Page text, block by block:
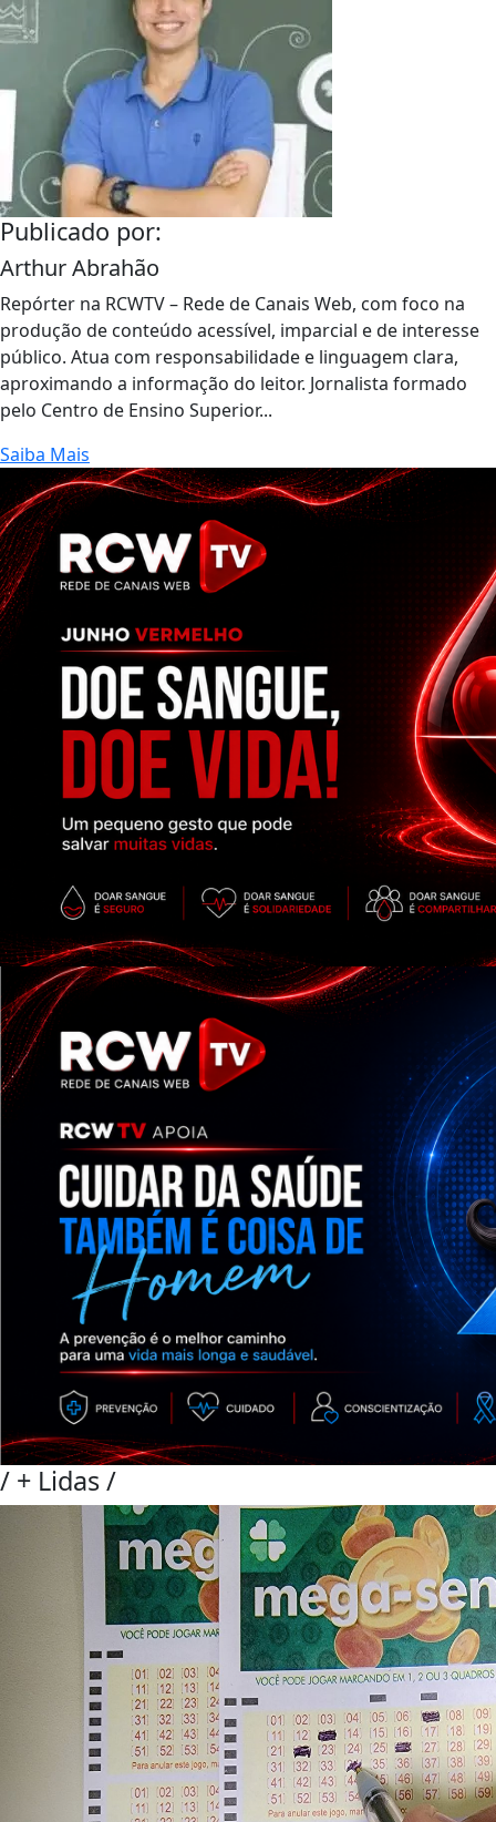
Publicado por:
Arthur Abrahão
Repórter na RCWTV – Rede de Canais Web, com foco na
produção de conteúdo acessível, imparcial e de interesse
público. Atua com responsabilidade e linguagem clara,
aproximando a informação do leitor. Jornalista formado
pelo Centro de Ensino Superior...
Saiba Mais
/ + Lidas/